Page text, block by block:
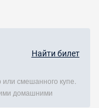
Найти билет
смешанного купе.
домашними